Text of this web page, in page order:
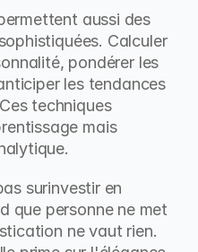
aussi des
Calculer
pondérer les
les tendances
techniques
mais
surinvestir en
que personne ne met
ne vaut rien.